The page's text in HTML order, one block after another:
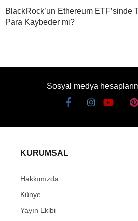
BlackRock’un Ethereum ETF’sinde
Para Kaybeder mi?
Sosyal medya
KURUMSAL
Hakkımızda
Künye
Yayın Ekibi